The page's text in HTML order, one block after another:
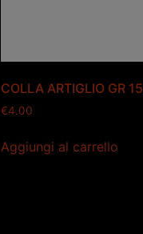
COLLA ARTIGLIO GR
€4.00
Aggiungi al carrello